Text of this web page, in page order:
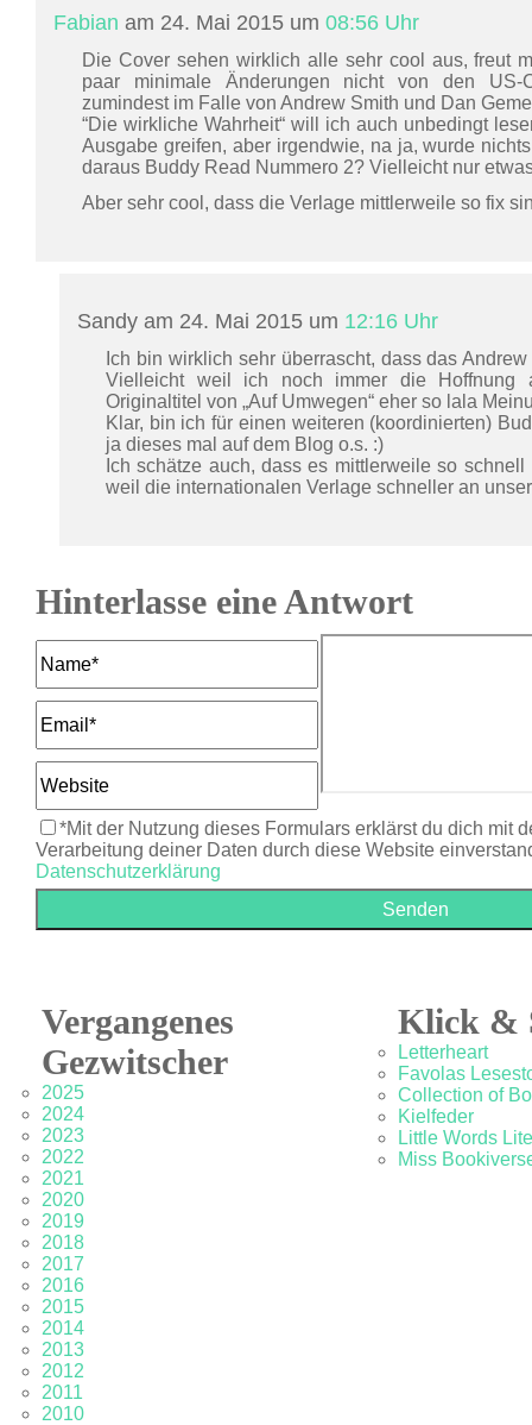
Fabian am 24. Mai 2015 um 08:56 Uhr
Die Cover sehen wirklich alle sehr cool aus, freut
paar minimale Änderungen nicht von den US-
zumindest im Falle von Andrew Smith und Dan
“Die wirkliche Wahrheit“ will ich auch unbedingt
Ausgabe greifen, aber irgendwie, na ja, wurde
daraus Buddy Read Nummero 2? Vielleicht nur
Aber sehr cool, dass die Verlage mittlerweile so fix
Sandy am 24. Mai 2015 um 12:16 Uhr
Ich bin wirklich sehr überrascht, dass das
Vielleicht weil ich noch immer die Hoffnung
Originaltitel von „Auf Umwegen“ eher so lala
Klar, bin ich für einen weiteren (koordinierten)
ja dieses mal auf dem Blog o.s. :)
Ich schätze auch, dass es mittlerweile so
weil die internationalen Verlage schneller an
Hinterlasse eine Antwort
*Mit der Nutzung dieses Formulars erklärst du dich mit
Verarbeitung deiner Daten durch diese Website
Datenschutzerklärung
Vergangenes
Gezwitscher
2025
2024
2023
2022
2021
2020
2019
2018
2017
2016
2015
2014
2013
2012
2011
2010
Klick &
Letterheart
Favolas
Collection of
Kielfeder
Little Words
Miss